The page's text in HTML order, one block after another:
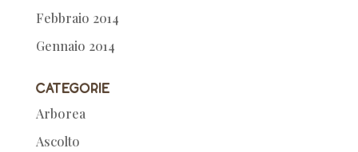
Febbraio 2014
Gennaio 2014
Categorie
Arborea
Ascolto